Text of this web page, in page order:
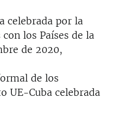
celebrada por la
los Países de la
de 2020,
de los
UE-Cuba celebrada